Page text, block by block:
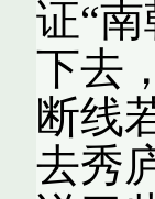
证“
下去
断线
去秀